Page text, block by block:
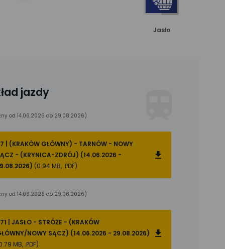
Jasło
jazdy
od 14.06.2026 do 29.08.2026)
| (KRAKÓW GŁÓWNY) - TARNÓW - NOWY
- (KRYNICA-ZDRÓJ) (14.06.2026 -
(0.94 MB, .PDF)
od 14.06.2026 do 29.08.2026)
| JASŁO - STRÓŻE - (KRAKÓW
NOWY SĄCZ) (14.06.2026 - 29.08.2026)
MB, .PDF)